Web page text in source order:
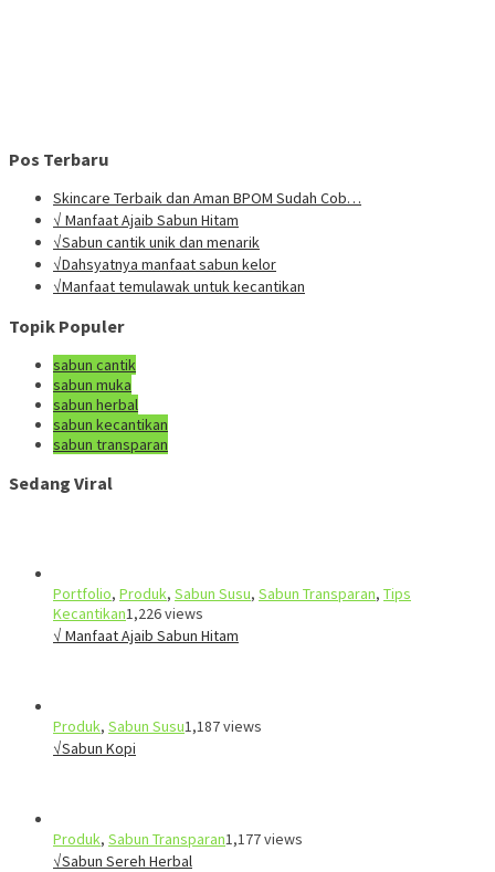
Pos Terbaru
Skincare Terbaik dan Aman BPOM Sudah Cob…
√ Manfaat Ajaib Sabun Hitam
√Sabun cantik unik dan menarik
√Dahsyatnya manfaat sabun kelor
√Manfaat temulawak untuk kecantikan
Topik Populer
sabun cantik
sabun muka
sabun herbal
sabun kecantikan
sabun transparan
Sedang Viral
Portfolio, Produk, Sabun Susu, Sabun Transparan, Tips
Kecantikan1,226 views
√ Manfaat Ajaib Sabun Hitam
Produk, Sabun Susu1,187 views
√Sabun Kopi
Produk, Sabun Transparan1,177 views
√Sabun Sereh Herbal